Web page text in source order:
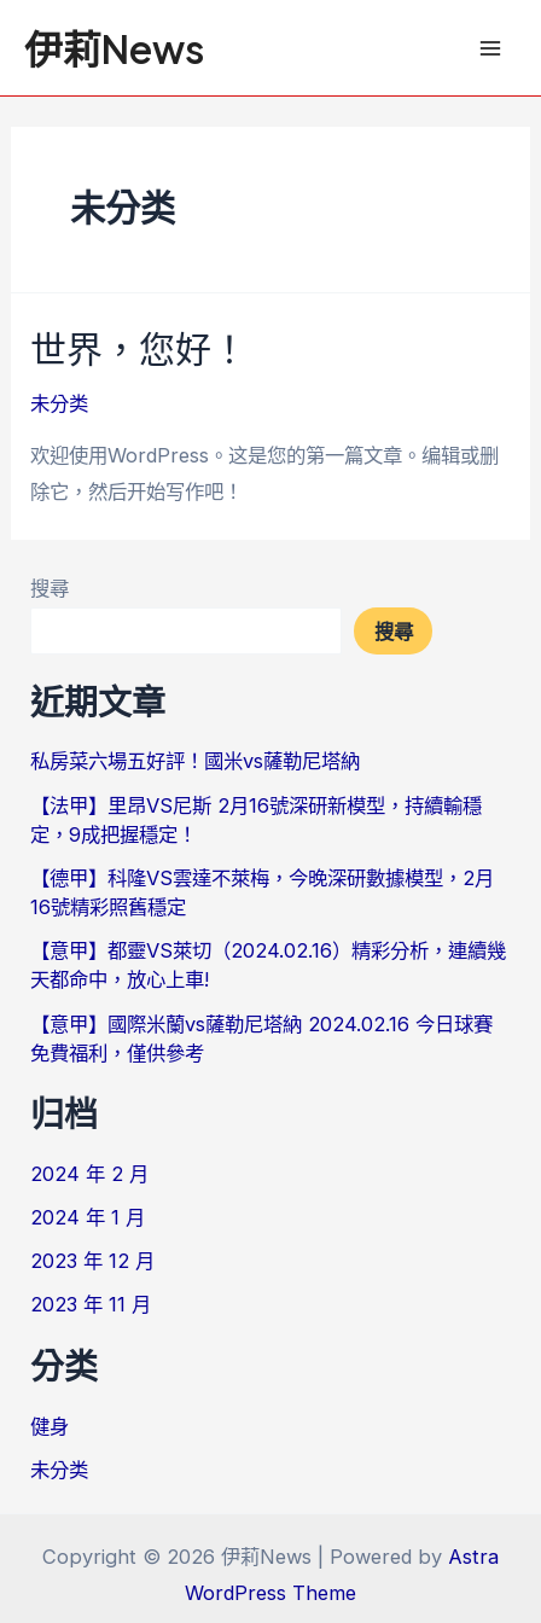
主
伊莉News
未分类
世界，您好！
未分类
欢迎使用WordPress。这是您的第一篇文章。编辑或删
除它，然后开始写作吧！
搜尋
搜尋
近期文章
私房菜六場五好評！國米vs薩勒尼塔納
【法甲】里昂VS尼斯 2月16號深研新模型，持續輸穩
定，9成把握穩定！
【德甲】科隆VS雲達不萊梅，今晚深研數據模型，2月
16號精彩照舊穩定
【意甲】都靈VS萊切（2024.02.16）精彩分析，連續幾
天都命中，放心上車!
【意甲】國際米蘭vs薩勒尼塔納 2024.02.16 今日球賽
免費福利，僅供參考
归档
2024 年 2 月
2024 年 1 月
2023 年 12 月
2023 年 11 月
分类
健身
未分类
Copyright © 2026 伊莉News | Powered by Astra
WordPress Theme